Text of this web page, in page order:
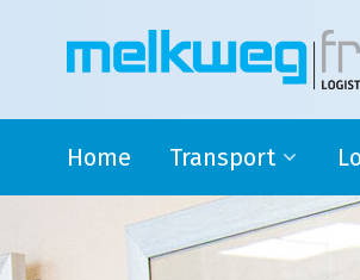
Home Transport
Rijdende
Modaal en